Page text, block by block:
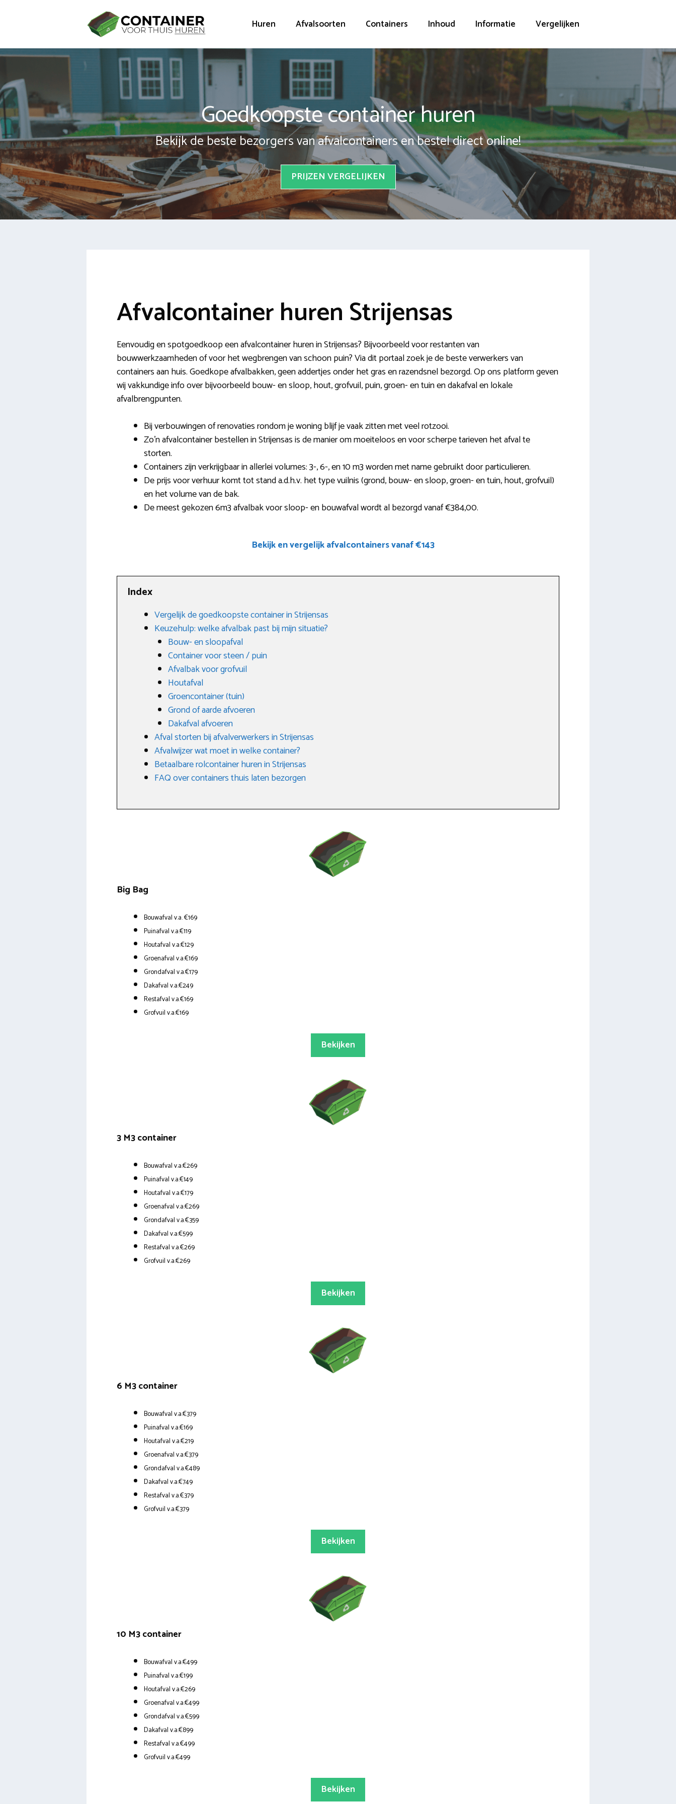
Huren Afvalsoorten Containers Inhoud Informatie Vergelijken
Goedkoopste container huren
Bekijk de beste bezorgers van afvalcontainers en bestel direct online!
PRIJZEN VERGELIJKEN
Afvalcontainer huren Strijensas
Eenvoudig en spotgoedkoop een afvalcontainer huren in Strijensas? Bijvoorbeeld voor restanten van
bouwwerkzaamheden of voor het wegbrengen van schoon puin? Via dit portaal zoek je de beste verwerkers van
containers aan huis. Goedkope afvalbakken, geen addertjes onder het gras en razendsnel bezorgd. Op ons platform geven
wij vakkundige info over bijvoorbeeld bouw- en sloop, hout, grofvuil, puin, groen- en tuin en dakafval en lokale
afvalbrengpunten.
Bij verbouwingen of renovaties rondom je woning blijf je vaak zitten met veel rotzooi.
Zo’n afvalcontainer bestellen in Strijensas is de manier om moeiteloos en voor scherpe tarieven het afval te
storten.
Containers zijn verkrijgbaar in allerlei volumes: 3-, 6-, en 10 m3 worden met name gebruikt door particulieren.
De prijs voor verhuur komt tot stand a.d.h.v. het type vuilnis (grond, bouw- en sloop, groen- en tuin, hout, grofvuil)
en het volume van de bak.
De meest gekozen 6m3 afvalbak voor sloop- en bouwafval wordt al bezorgd vanaf €384,00.
Bekijk en vergelijk afvalcontainers vanaf €143
Index
Vergelijk de goedkoopste container in Strijensas
Keuzehulp: welke afvalbak past bij mijn situatie?
Bouw- en sloopafval
Container voor steen / puin
Afvalbak voor grofvuil
Houtafval
Groencontainer (tuin)
Grond of aarde afvoeren
Dakafval afvoeren
Afval storten bij afvalverwerkers in Strijensas
Afvalwijzer wat moet in welke container?
Betaalbare rolcontainer huren in Strijensas
FAQ over containers thuis laten bezorgen
Big Bag
Bouwafval v.a. €169
Puinafval v.a.€119
Houtafval v.a.€129
Groenafval v.a.€169
Grondafval v.a.€179
Dakafval v.a.€249
Restafval v.a.€169
Grofvuil v.a.€169
Bekijken
3 M3 container
Bouwafval v.a.€269
Puinafval v.a.€149
Houtafval v.a.€179
Groenafval v.a.€269
Grondafval v.a.€359
Dakafval v.a.€599
Restafval v.a.€269
Grofvuil v.a.€269
Bekijken
6 M3 container
Bouwafval v.a.€379
Puinafval v.a.€169
Houtafval v.a.€219
Groenafval v.a.€379
Grondafval v.a.€489
Dakafval v.a.€749
Restafval v.a.€379
Grofvuil v.a.€379
Bekijken
10 M3 container
Bouwafval v.a.€499
Puinafval v.a.€199
Houtafval v.a.€269
Groenafval v.a.€499
Grondafval v.a.€599
Dakafval v.a.€899
Restafval v.a.€499
Grofvuil v.a.€499
Bekijken